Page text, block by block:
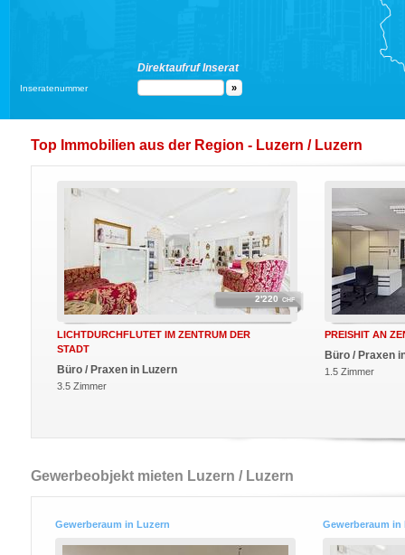
Direktaufruf Inserat
Inseratenummer
Top Immobilien aus der Region - Luzern / Luzern
2'220 CHF
LICHTDURCHFLUTET IM ZENTRUM DER
STADT
Büro / Praxen in Luzern
3.5 Zimmer
PREISHIT AN
Büro / Praxen
1.5 Zimmer
Gewerbeobjekt mieten Luzern / Luzern
Gewerberaum in Luzern Gewerberaum in